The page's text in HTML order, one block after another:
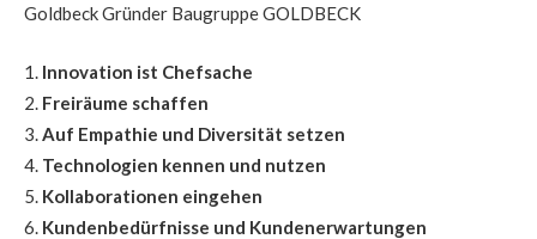
Goldbeck Gründer Baugruppe GOLDBECK
Innovation ist Chefsache
Freiräume schaffen
Auf Empathie und Diversität setzen
Technologien kennen und nutzen
Kollaborationen eingehen
Kundenbedürfnisse und Kundenerwartungen